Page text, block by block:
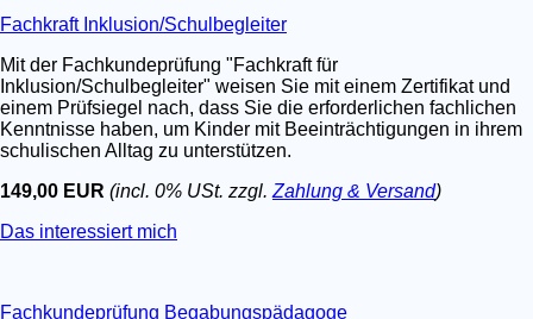
Fachkraft Inklusion/Schulbegleiter
Mit der Fachkundeprüfung "Fachkraft für
Inklusion/Schulbegleiter" weisen Sie mit einem Zertifikat und
einem Prüfsiegel nach, dass Sie die erforderlichen fachlichen
Kenntnisse haben, um Kinder mit Beeinträchtigungen in ihrem
schulischen Alltag zu unterstützen.
149,00 EUR (incl. 0% USt. zzgl. Zahlung & Versand)
Das interessiert mich
Fachkundeprüfung Begabungspädagoge